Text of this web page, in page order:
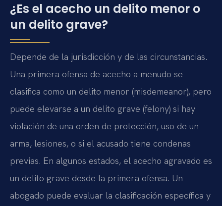
¿Es el acecho un delito menor o
un delito grave?
Depende de la jurisdicción y de las circunstancias.
Una primera ofensa de acecho a menudo se
clasifica como un delito menor (misdemeanor), pero
puede elevarse a un delito grave (felony) si hay
violación de una orden de protección, uso de un
arma, lesiones, o si el acusado tiene condenas
previas. En algunos estados, el acecho agravado es
un delito grave desde la primera ofensa. Un
abogado puede evaluar la clasificación específica y